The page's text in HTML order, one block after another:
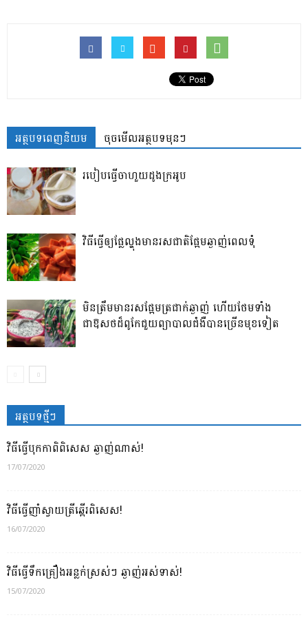
អត្ថបទពេញនិយម
ចុចមើលអត្ថបទមុនៗ
របៀបធ្វើចាហួយដូងក្រអូប
វិធី​ធ្វើ​ឲ្យ​ផ្លែ​ល្ហុង​មាន​រសជាតិ​ផ្អែម​ឆ្ងាញ់ពេលទុំ
មិនត្រឹមមានរសផ្អែមត្រជាក់ឆ្ងាញ់ ហើយថែមទាំង
ជាឱសថដ៏ពូកែជួយព្យាបាលជំងឺបានច្រើនមុខទៀត
អត្ថបទថ្មីៗ
វិធីធ្វើបុកកាពិពិសេស ឆ្ងាញ់ណាស់!
17/07/2020
វិធីធ្វើញាំស្វាយត្រីឆ្អើរពិសេស!
16/07/2020
វិធីធ្វើទឹកគ្រឿងអន្លក់ស្រស់ៗ ឆ្ងាញ់អស់ទាស់!
15/07/2020